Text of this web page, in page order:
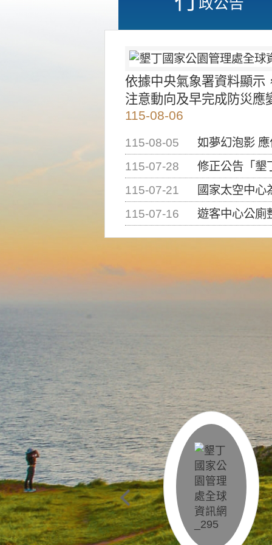
依據中央氣象署資料顯示
注意動向及早完成防災應
115-08-06
115-08-05
如夢幻泡影
115-07-28
修正公告「墾丁國家公
115-07-21
國家太空中心為辦理
115-07-16
遊客中心公廁